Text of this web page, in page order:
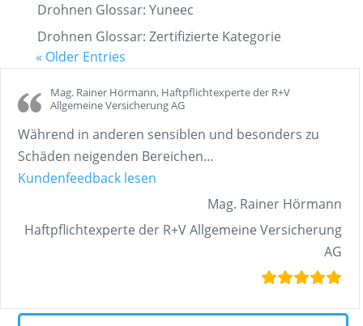
Drohnen Glossar: Yuneec
Drohnen Glossar: Zertifizierte Kategorie
« Older Entries
Mag. Rainer Hörmann, Haftpflichtexperte der R+V
Allgemeine Versicherung AG
Während in anderen sensiblen und besonders zu
Schäden neigenden Bereichen…
Kundenfeedback lesen
Mag. Rainer Hörmann
Haftpflichtexperte der R+V Allgemeine Versicherung
AG